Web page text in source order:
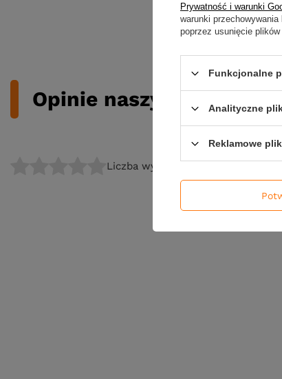
Opinie naszych
Liczba wystawionych opinii: 0
Prywatność i warunki
warunki
poprzez usunięcie
Funkcjonalne
Analityczne
Reklamowe